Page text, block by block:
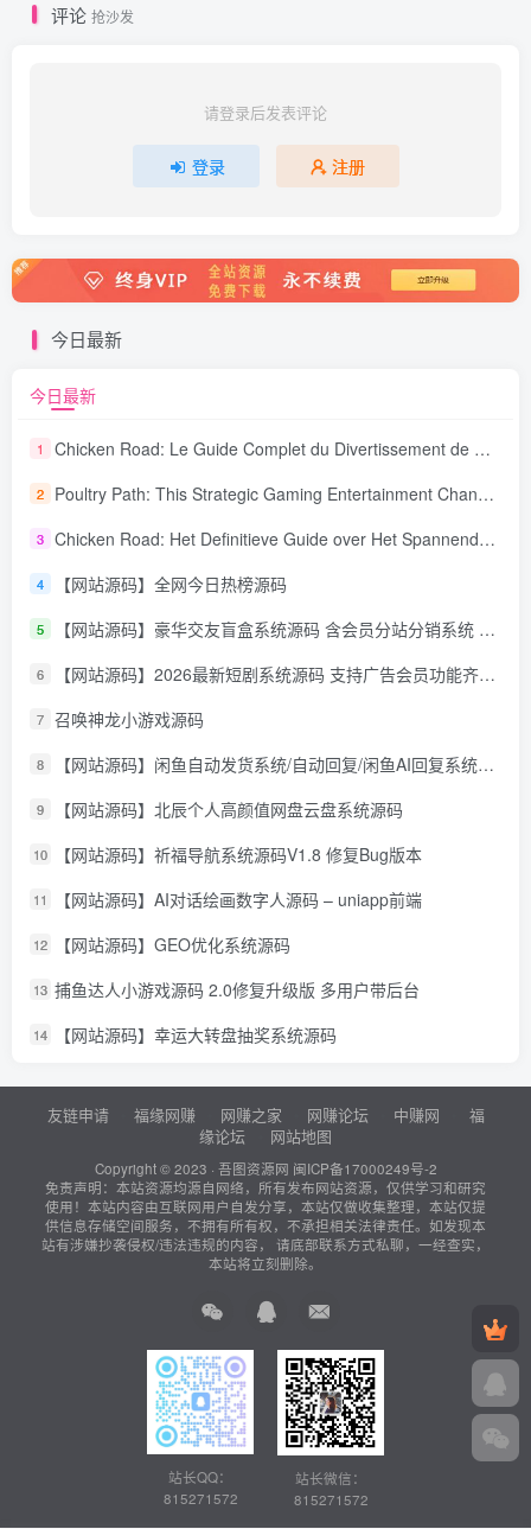
评论 抢沙发
请登录后发表评论
登录 注册
今日最新
今日最新
1 Chicken Road: Le Guide Complet du Divertissement de Maison de Jeu Stratégique
2 Poultry Path: This Strategic Gaming Entertainment Changing Sequence Forecasting
3 Chicken Road: Het Definitieve Guide over Het Spannende Gokspel
4 【网站源码】全网今日热榜源码
5 【网站源码】豪华交友盲盒系统源码 含会员分站分销系统 可易支付
6 【网站源码】2026最新短剧系统源码 支持广告会员功能齐全短剧源码
7 召唤神龙小游戏源码
8 【网站源码】闲鱼自动发货系统/自动回复/闲鱼AI回复系统源码
9 【网站源码】北辰个人高颜值网盘云盘系统源码
10 【网站源码】祈福导航系统源码V1.8 修复Bug版本
11 【网站源码】AI对话绘画数字人源码 – uniapp前端
12 【网站源码】GEO优化系统源码
13 捕鱼达人小游戏源码 2.0修复升级版 多用户带后台
14 【网站源码】幸运大转盘抽奖系统源码
友链申请 福缘网赚 网赚之家 网赚论坛 中赚网
福
缘论坛
网站地图
Copyright © 2023 · 吾图资源网 闽ICP备17000249号-2
免责声明：本站资源均源自网络，所有发布网站资源，仅供学习和研究
使用！本站内容由互联网用户自发分享，本站仅做收集整理，本站仅提
供信息存储空间服务，不拥有所有权，不承担相关法律责任。如发现本
站有涉嫌抄袭侵权/违法违规的内容， 请底部联系方式私聊，一经查实，
本站将立刻删除。
站长QQ：
815271572
站长微信：
815271572